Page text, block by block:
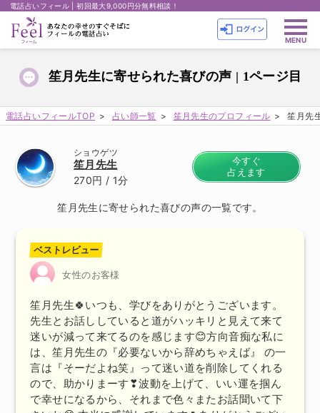
電話占いフィール | 初回最大9,000円分無料相談！
笙月先生に寄せられた喜びの声 | 1ページ目
電話占いフィールTOP 占い師一覧 笙月先生のプロフィール 笙月先
ショウゲツ
笙月先生
270円 / 1分
今すぐ
占えます
笙月先生に寄せられた喜びの声の一覧です。
ベストレビュー
女性のお客様
笙月先生🍀いつも、学びをありがとうございます。
先生とお話ししていると道がハッキリと見えて来て
迷いが減って来てるのを感じます😊方向音痴な私に
は、笙月先生の『必要ないから辞めちゃえば』 の一
言は『そーだよね笑』って迷い道を削除してくれる
ので、助かりまーす❣波動を上げて、いい運を掴ん
で幸せになるから、それまで色々またお話聞いて下